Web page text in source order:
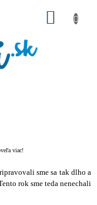
viac!
sme sa tak dlho a
rok sme teda nenechali